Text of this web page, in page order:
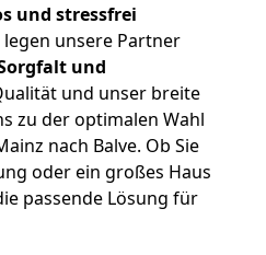
und stressfrei
unsere Partner
und
und unser breite
zu der optimalen Wahl
nach Balve. Ob Sie
oder ein großes Haus
passende Lösung für